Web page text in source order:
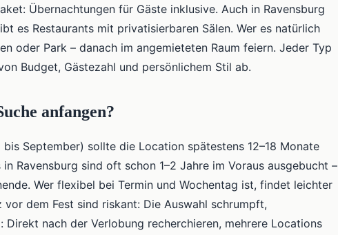
Übernachtungen für Gäste inklusive. Auch in Ravensburg
es Restaurants mit privatisierbaren Sälen. Wer es natürlich
oder Park – danach im angemieteten Raum feiern. Jeder Typ
Budget, Gästezahl und persönlichem Stil ab.
anfangen?
September) sollte die Location spätestens 12–18 Monate
Ravensburg sind oft schon 1–2 Jahre im Voraus ausgebucht –
Wer flexibel bei Termin und Wochentag ist, findet leichter
dem Fest sind riskant: Die Auswahl schrumpft,
nach der Verlobung recherchieren, mehrere Locations